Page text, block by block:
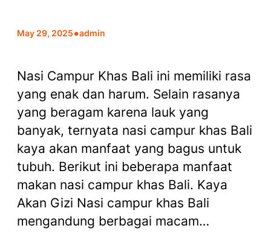
May 29, 2025•admin
Nasi Campur Khas Bali ini memiliki rasa
yang enak dan harum. Selain rasanya
yang beragam karena lauk yang
banyak, ternyata nasi campur khas Bali
kaya akan manfaat yang bagus untuk
tubuh. Berikut ini beberapa manfaat
makan nasi campur khas Bali. Kaya
Akan Gizi Nasi campur khas Bali
mengandung berbagai macam…